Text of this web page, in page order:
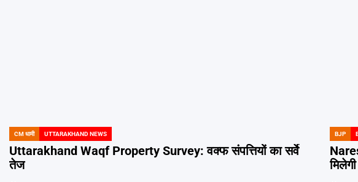
POSTED
IN
CM धामी UTTARAKHAND NEWS
Uttarakhand Waqf Property Survey: वक्फ संपत्तियों का सर्वे
तेज
POSTED
IN
BJP